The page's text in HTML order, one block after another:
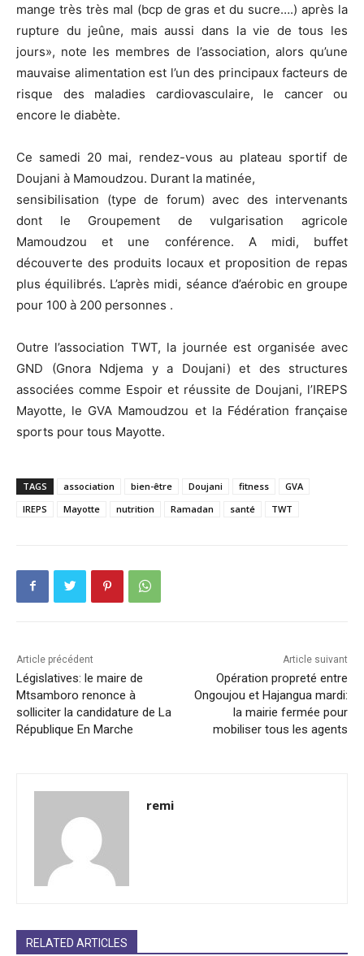
mange très très mal (bcp de gras et du sucre….) après la
rupture du jeûne, mais aussi dans la vie de tous les
jours», note les membres de l’association, alors qu’une
mauvaise alimentation est l’un des principaux facteurs de
risque des maladies cardiovasculaire, le cancer ou
encore le diabète.
Ce samedi 20 mai, rendez-vous au plateau sportif de
Doujani à Mamoudzou. Durant la matinée,
sensibilisation (type de forum) avec des intervenants
dont le Groupement de vulgarisation agricole
Mamoudzou et une conférence. A midi, buffet
découverte des produits locaux et proposition de repas
plus équilibrés. L’après midi, séance d’aérobic en groupe
pour 100 à 200 personnes .
Outre l’association TWT, la journée est organisée avec
GND (Gnora Ndjema y a Doujani) et des structures
associées comme Espoir et réussite de Doujani, l’IREPS
Mayotte, le GVA Mamoudzou et la Fédération française
sports pour tous Mayotte.
TAGS association bien-être Doujani fitness
GVA
IREPS
Mayotte nutrition Ramadan santé TWT
Article précédent
Législatives: le maire de
Mtsamboro renonce à
solliciter la candidature de La
République En Marche
Article suivant
Opération propreté entre
Ongoujou et Hajangua mardi:
la mairie fermée pour
mobiliser tous les agents
remi
RELATED ARTICLES